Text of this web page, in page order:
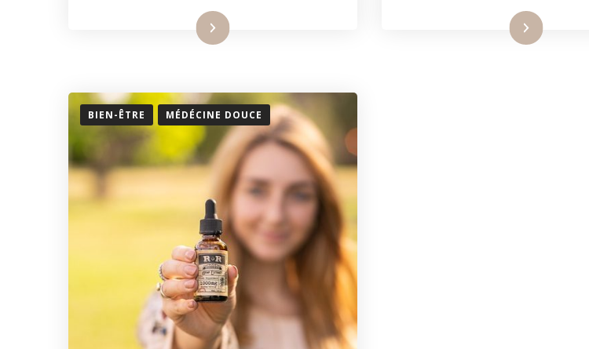
Lire la suite Lire la suite
BIEN-ÊTRE MÉDÉCINE DOUCE